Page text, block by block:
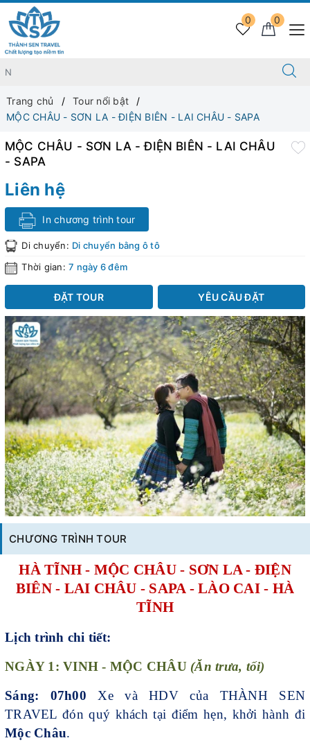
0
0
Trang chủ
Tour nổi bật
MỘC CHÂU - SƠN LA - ĐIỆN BIÊN - LAI CHÂU - SAPA
CHƯƠNG TRÌNH TOUR
HÀ TĨNH - MỘC CHÂU - SƠN LA - ĐIỆN
BIÊN - LAI CHÂU - SAPA - LÀO CAI - HÀ
TĨNH
Lịch trình chi tiết:
NGÀY 1: VINH - MỘC CHÂU (Ăn trưa, tối)
Sáng: 07h00 Xe và HDV của THÀNH SEN
TRAVEL đón quý khách tại điểm hẹn, khởi hành đi
Mộc Châu.
MỘC CHÂU - SƠN LA - ĐIỆN BIÊN - LAI CHÂU
- SAPA
Liên hệ
In chương trình tour
Di chuyển: Di chuyển bằng ô tô
Thời gian: 7 ngày 6 đêm
ĐẶT TOUR YÊU CẦU ĐẶT